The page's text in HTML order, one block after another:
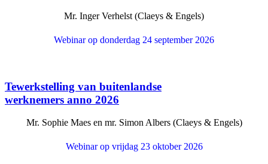
Mr. Inger Verhelst (Claeys & Engels)
Webinar op donderdag 24 september 2026
Tewerkstelling van buitenlandse
werknemers anno 2026
Mr. Sophie Maes en mr. Simon Albers (Claeys & Engels)
Webinar op vrijdag 23 oktober 2026